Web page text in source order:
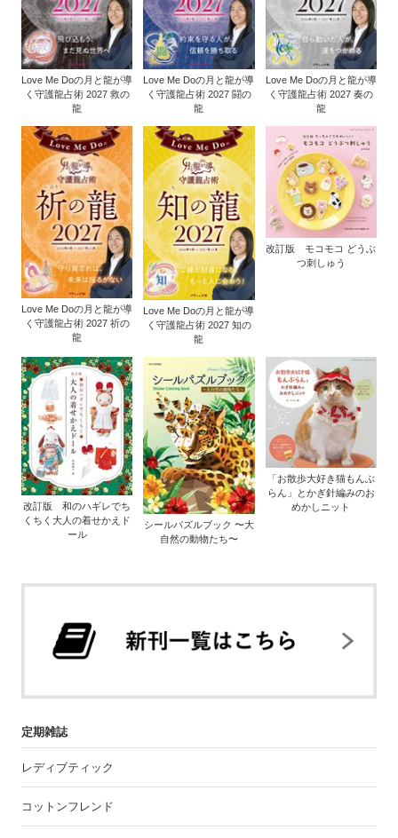
Love Me Doの月と龍が導
く守護龍占術 2027 救の
龍
Love Me Doの月と龍が導
く守護龍占術 2027 闘の
龍
Love Me Doの月と龍が導
く守護龍占術 2027 奏の
龍
Love Me Doの月と龍が導
く守護龍占術 2027 祈の
龍
Love Me Doの月と龍が導
く守護龍占術 2027 知の
龍
改訂版 モコモコ どうぶ
つ刺しゅう
改訂版 和のハギレでち
くちく大人の着せかえド
ール
シールパズルブック 〜大
自然の動物たち〜
「お散歩大好き猫もんぶ
らん」とかぎ針編みのお
めかしニット
定期雑誌
レディブティック
コットンフレンド